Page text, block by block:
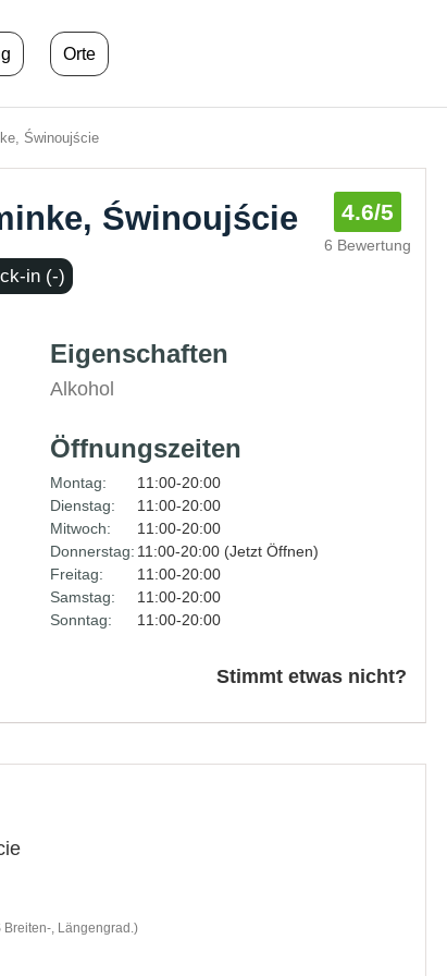
Orte
Świnoujście
Świnoujście 4.6/5
6 Bewertung
in (-)
Eigenschaften
Alkohol
Öffnungszeiten
Montag:
11:00-20:00
Dienstag:
11:00-20:00
Mitwoch:
11:00-20:00
Donnerstag: 11:00-20:00 (Jetzt Öffnen)
Freitag:
11:00-20:00
Samstag:
11:00-20:00
Sonntag:
11:00-20:00
Stimmt etwas nicht?
Breiten-, Längengrad.)